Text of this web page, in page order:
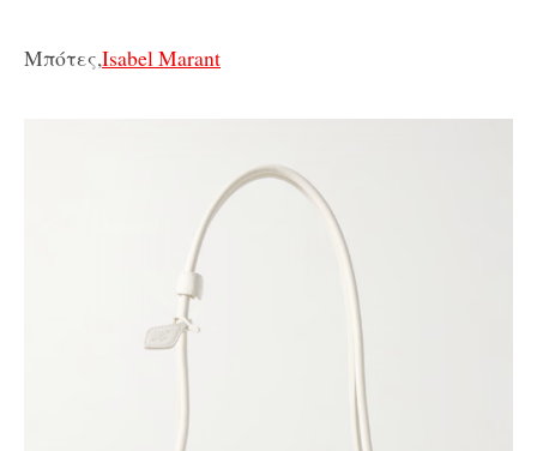
Μπότες,Isabel Marant